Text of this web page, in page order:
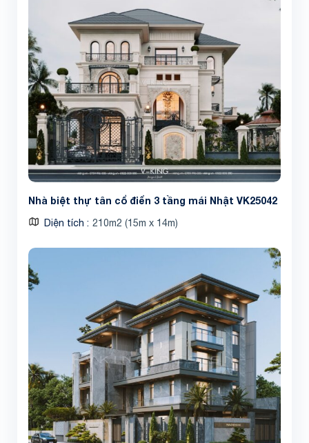
Nhà biệt thự tân cổ điển 3 tầng mái Nhật VK25042
Diện tích 210m2 (15m x 14m)